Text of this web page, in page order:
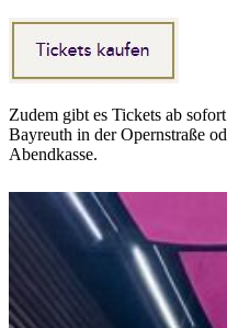
Zudem gibt es Tickets ab
Bayreuth in der Opernstraße
Abendkasse.